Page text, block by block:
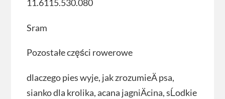
11.6115.530.080
Sram
Pozostałe części rowerowe
dlaczego pies wyje, jak zrozumieÄ psa,
sianko dla krolika, acana jagniÄcina, sĹodkie